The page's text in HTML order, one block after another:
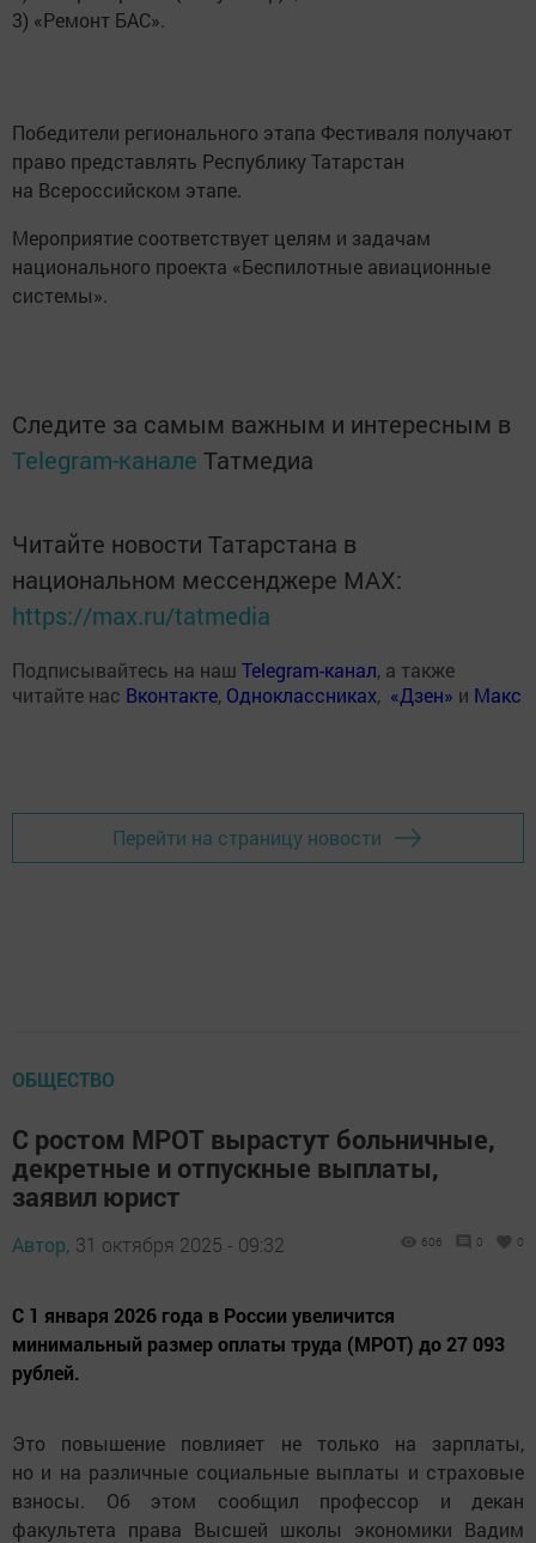
3) «Ремонт БАС».
Победители регионального этапа Фестиваля получают
право представлять Республику Татарстан
на Всероссийском этапе.
Мероприятие соответствует целям и задачам
национального проекта «Беспилотные авиационные
системы».
Следите за самым важным и интересным в
Telegram-канале Татмедиа
Читайте новости Татарстана в
национальном мессенджере MАХ:
https://max.ru/tatmedia
Подписывайтесь на наш Telegram-канал, а также
читайте нас Вконтакте, Одноклассниках, «Дзен» и Макс
Перейти на страницу новости
ОБЩЕСТВО
С ростом МРОТ вырастут больничные,
декретные и отпускные выплаты,
заявил юрист
Автор, 31 октября 2025 - 09:32 606 0 0
С 1 января 2026 года в России увеличится
минимальный размер оплаты труда (МРОТ) до 27 093
рублей.
Это повышение повлияет не только на зарплаты,
но и на различные социальные выплаты и страховые
взносы. Об этом сообщил профессор и декан
факультета права Высшей школы экономики Вадим